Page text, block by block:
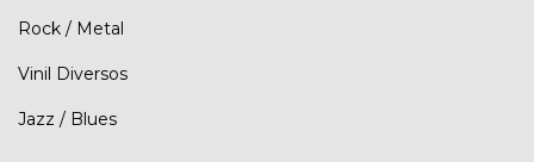
Rock / Metal
Vinil Diversos
Jazz / Blues